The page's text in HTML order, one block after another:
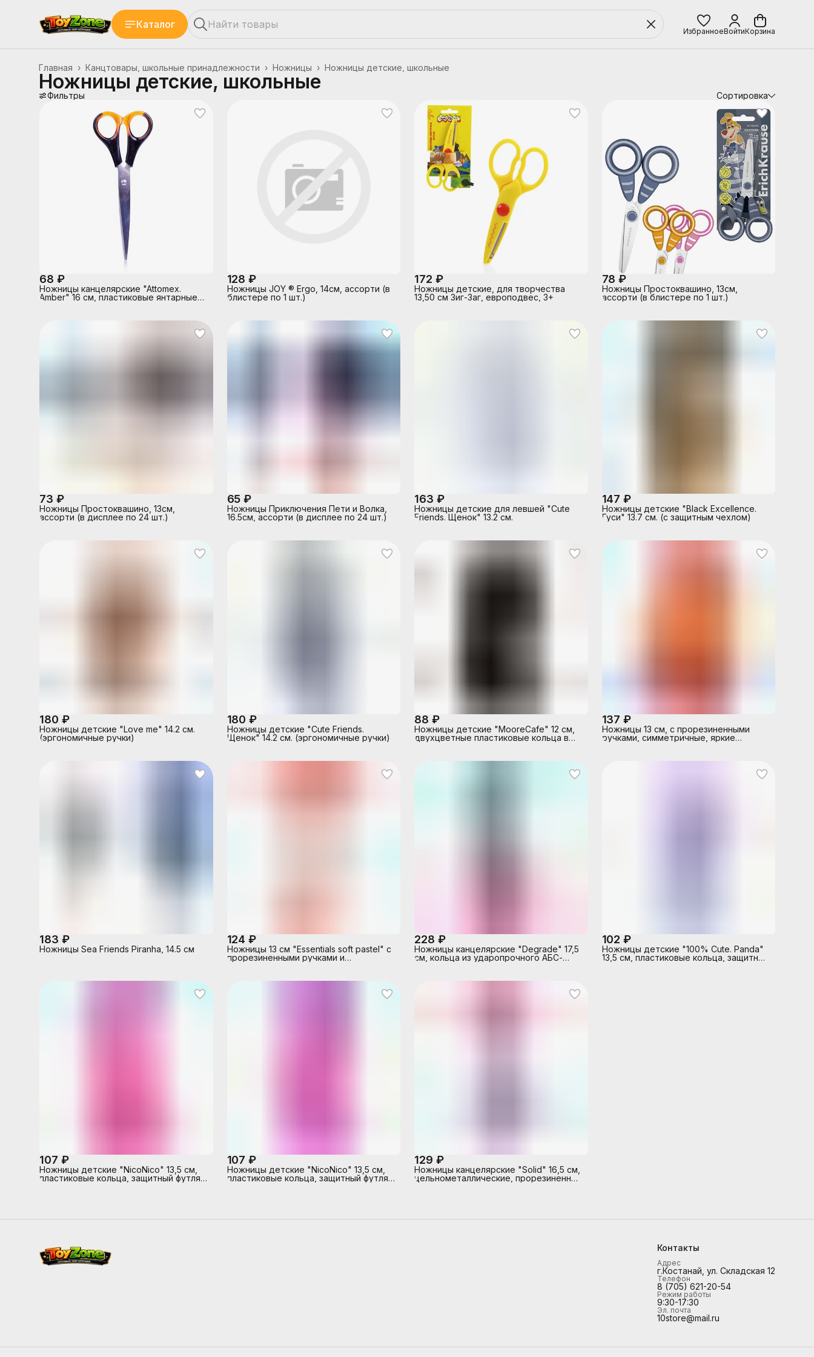
Каталог
ИзбранноеВойтиКорзина
Ножницы детские, школьные
Ножницы ›
Канцтовары, школьные принадлежности ›
Главная ›
Ножницы детские, школьные
Фильтры Сортировка
68 ₽
Ножницы канцелярские "Attomex.
Amber" 16 см, пластиковые янтарные
128 ₽
Ножницы JOY ® Ergo, 14см, ассорти (в
блистере по 1 шт.)
172 ₽
Ножницы детские, для творчества
13,50 см Зиг-Заг, европодвес, 3+
78 ₽
Ножницы Простоквашино, 13см,
ассорти (в блистере по 1 шт.)
73 ₽
Ножницы Простоквашино, 13см,
ассорти (в дисплее по 24 шт.)
65 ₽
Ножницы Приключения Пети и Волка,
16.5см, ассорти (в дисплее по 24 шт.)
163 ₽
Ножницы детские для левшей "Cute
Friends. Щенок" 13.2 см.
147 ₽
Ножницы детские "Black Excellence.
Гуси" 13.7 см. (с защитным чехлом)
180 ₽
Ножницы детские "Love me" 14.2 см.
(эргономичные ручки)
180 ₽
Ножницы детские "Cute Friends.
Щенок" 14.2 см. (эргономичные ручки)
88 ₽
Ножницы детские "MooreCafe" 12 см,
двухцветные пластиковые кольца в
137 ₽
Ножницы 13 см, с прорезиненными
ручками, симметричные, яркие
183 ₽
Ножницы Sea Friends Piranha, 14.5 см
124 ₽
Ножницы 13 см "Essentials soft pastel" с
прорезиненными ручками и
228 ₽
Ножницы канцелярские "Degrade" 17,5
см, кольца из ударопрочного АБС-
102 ₽
Ножницы детские "100% Cute. Panda"
13,5 см, пластиковые кольца, защитный
107 ₽
Ножницы детские "NicoNico" 13,5 см,
пластиковые кольца, защитный футляр
107 ₽
Ножницы детские "NicoNico" 13,5 см,
пластиковые кольца, защитный футляр
129 ₽
Ножницы канцелярские "Solid" 16,5 см,
цельнометаллические, прорезиненные
Контакты
Адрес
г.Костанай, ул. Складская 12
Телефон
8 (705) 621-20-54
Режим работы
9:30-17:30
Эл. почта
10store@mail.ru